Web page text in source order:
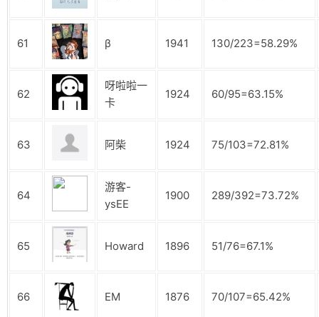
61 β 1941 130/223=58.29%
62
呀啦啦一
卡
1924 60/95=63.15%
63 阿柴 1924 75/103=72.81%
64
游客-
ysEE
1900 289/392=73.72%
65 Howard 1896 51/76=67.1%
66 EM 1876 70/107=65.42%